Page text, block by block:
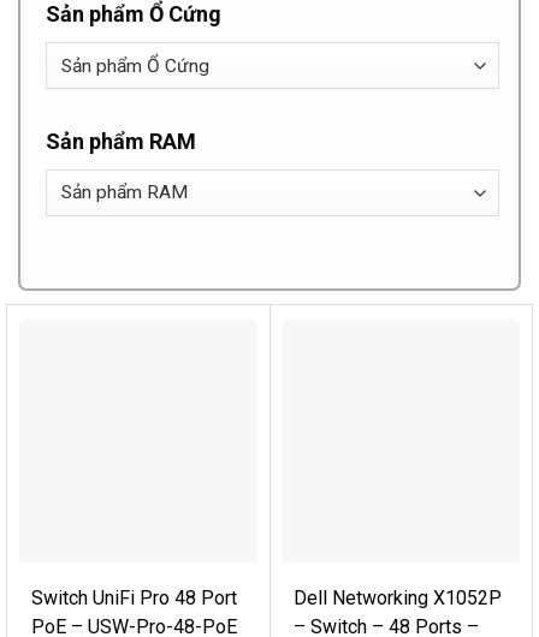
Sản phẩm Ổ Cứng
Sản phẩm RAM
Switch UniFi Pro 48 Port
PoE – USW-Pro-48-PoE
Dell Networking X1052P
– Switch – 48 Ports –